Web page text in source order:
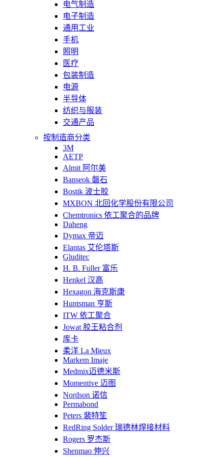
电气制造
电子制造
通用工业
手机
照明
医疗
包装制造
电源
半导体
纺织与服装
交通产品
按制造商分类
3M
AETP
Almit 阿尔美
Banseok 磐石
Bostik 波士胶
MXBON 北回化学股份有限公司
Chemtronics 依工聚合的品牌
Daheng
Dymax 帝迈
Elantas 艾伦塔斯
Gluditec
H. B. Fuller 富乐
Henkel 汉高
Hexagon 海克斯康
Huntsman 亨斯
ITW 依工聚合
Jowat 胶王粘合剂
库卡
柔洋 La Mieux
Markem Imaje
Medmix迈德米斯
Momentive 迈图
Nordson 诺信
Permabond
Peters 裴特笙
RedRing Solder 瑞德林焊接材料
Rogers 罗杰斯
Shenmao 伸兴